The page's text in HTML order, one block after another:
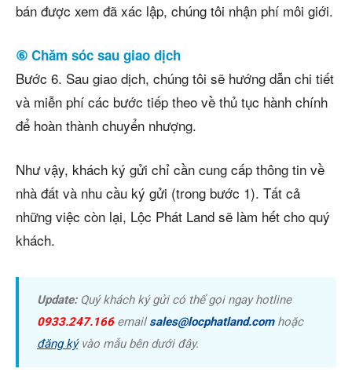
bán được xem đã xác lập, chúng tôi nhận phí môi giới.
⑥ Chăm sóc sau giao dịch
Bước 6. Sau giao dịch, chúng tôi sẽ hướng dẫn chi tiết
và miễn phí các bước tiếp theo về thủ tục hành chính
để hoàn thành chuyển nhượng.
Như vậy, khách ký gửi chỉ cần cung cấp thông tin về
nhà đất và nhu cầu ký gửi (trong bước 1). Tất cả
những việc còn lại, Lộc Phát Land sẽ làm hết cho quý
khách.
Update:Quý khách ký gửi có thể gọi ngay hotline
0933.247.166 email sales@locphatland.comhoặc
đăng kývào mẫu bên dưới đây.